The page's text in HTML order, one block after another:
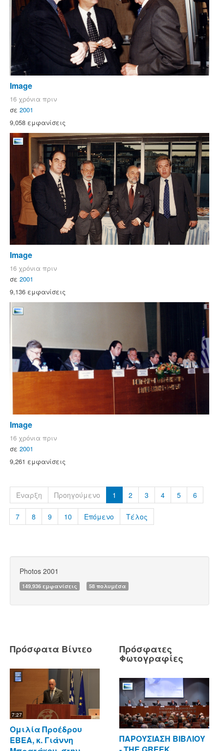
Image
16 χρόνια πριν
σε 2001
9,058 εμφανίσεις
Image
16 χρόνια πριν
σε 2001
9,136 εμφανίσεις
Image
16 χρόνια πριν
σε 2001
9,261 εμφανίσεις
Έναρξη Προηγούμενο 1 2 3 4 5 6
7 8 9 10 Επόμενο Τέλος
Photos 2001
149,936 εμφανίσεις 58 πολυμέσα
Πρόσφατα Βίντεο
7:27
Ομιλία Προέδρου
ΕΒΕΑ, κ. Γιάννη
Πρόσφατες
Φωτογραφίες
ΠΑΡΟΥΣΙΑΣΗ ΒΙΒΛΙΟΥ